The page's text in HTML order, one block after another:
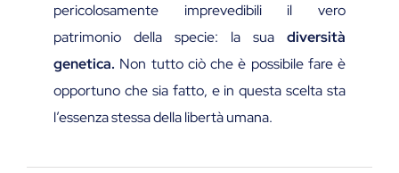
pericolosamente imprevedibili il vero
patrimonio della specie: la sua diversità
genetica. Non tutto ciò che è possibile fare è
opportuno che sia fatto, e in questa scelta sta
l’essenza stessa della libertà umana.